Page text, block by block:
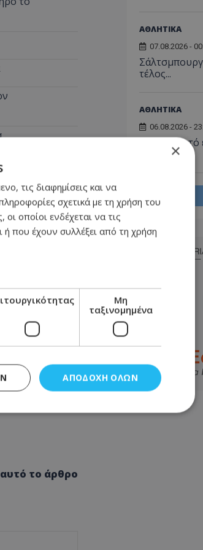
πριν φτάσει
το άρθρο
ΑΘΛΗΤΙΚΑ
07.08.2026 -
τέλος...
ΑΘΛΗΤΙΚΑ
06.08.2026 -
ΑΠΟΕΛ: Αυτό
χρόνων!
×
τις διαφημίσεις και να
σχετικά με τη χρήση του
οποίοι ενδέχεται να τις
που έχουν συλλέξει από τη χρήση
Μη
ταξινομημένα
ΑΠΟΔΟΧΉ ΌΛΩΝ
τα απολύτως απαραίτητα cookies.